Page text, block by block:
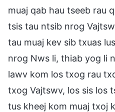
muaj qab hau tseeb rau
tsis tau ntsib nrog
tau muaj kev sib txuas
nrog Nws li, thiab yog li
lawv kom los txog rau
txog Vajtswv, los sis los
tus kheej kom muaj txoj